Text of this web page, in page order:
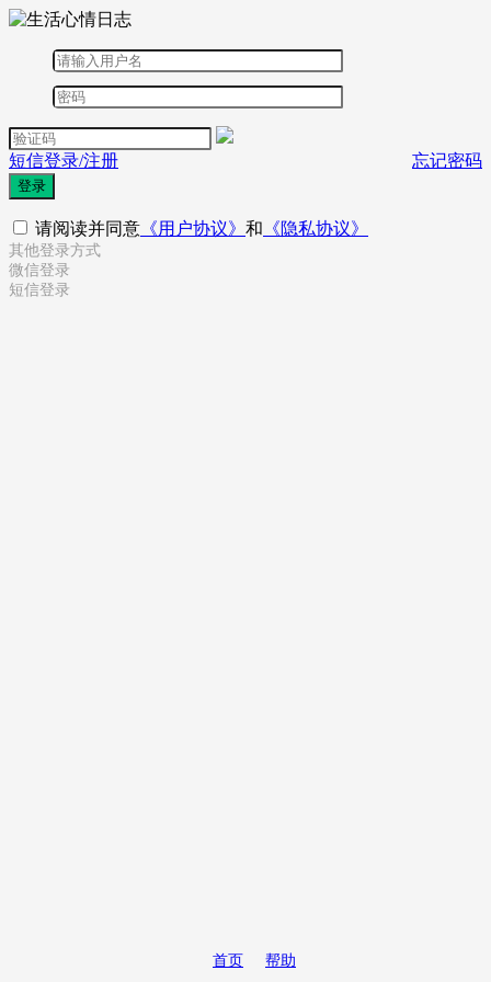
短信登录/注册 忘记密码
登录
请阅读并同意 《用户协议》 和 《隐私协议》
其他登录方式
微信登录
短信登录
首页 帮助